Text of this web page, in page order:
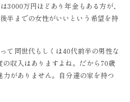
3000万円ほどあり年金もある方が、
半までの女性がいいという希望を持
て同世代もしくは40代前半の男性な
の収入はありますよね。だから70歳
がありません。自分達の家を持つ